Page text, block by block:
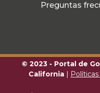
Preguntas
© 2023 - Portal de
California |